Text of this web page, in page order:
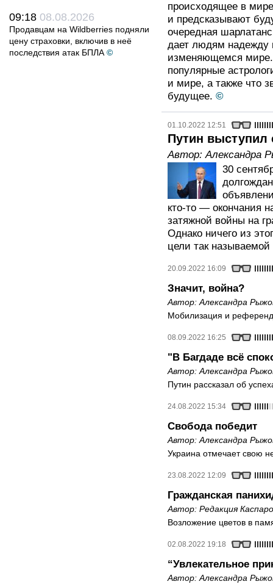
09:18 08.08.2026
Продавцам на Wildberries подняли
цену страховки, включив в неё
последствия атак БПЛА ©
происходящее в
и предсказывают
очередная
дает людям надежду
изменяющемся
популярные
и мире, а также что
будущее. ©
01.10.2022 12:51
Путин выступил
Автор:Александра
30
кто-то — окончания
затяжной войны на
Однако ничего из
цели так
20.09.2022 16:09
Значит, война?
Автор: Александра
Мобилизация и
08.09.2022 16:25
"В Багдаде всё
Автор: Александра
Путин рассказал об
24.08.2022 15:34
Свобода победит
Автор: Александра
Украина отмечает свою
23.08.2022 12:09
Гражданская
Автор: Редакция
Возложение цветов в
02.08.2022 19:18
“Увлекательное
Автор: Александра